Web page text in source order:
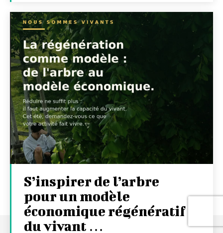
S’inspirer de l’arbre
pour un modèle
économique régénératif
du vivant …